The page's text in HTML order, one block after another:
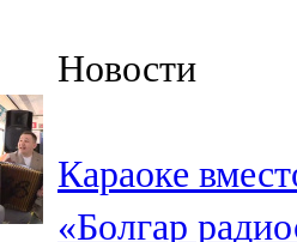
91,5 FM
106,1 FM
Новости
Караоке
«Болгар